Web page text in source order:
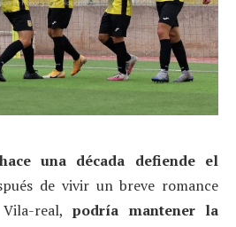
una década defiende el
de vivir un breve romance
real,podría mantener la